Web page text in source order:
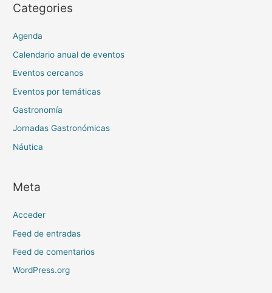
Categories
Agenda
Calendario anual de eventos
Eventos cercanos
Eventos por temáticas
Gastronomía
Jornadas Gastronómicas
Náutica
Meta
Acceder
Feed de entradas
Feed de comentarios
WordPress.org